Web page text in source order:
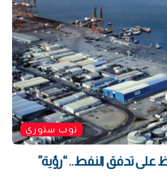
توب ستوري
على تدفق النفط.. “رؤية”